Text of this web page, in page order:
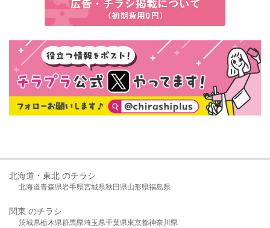
北海道・東北 のチラシ
北海道青森県岩手県宮城県秋田県山形県福島県
関東 のチラシ
茨城県栃木県群馬県埼玉県千葉県東京都神奈川県